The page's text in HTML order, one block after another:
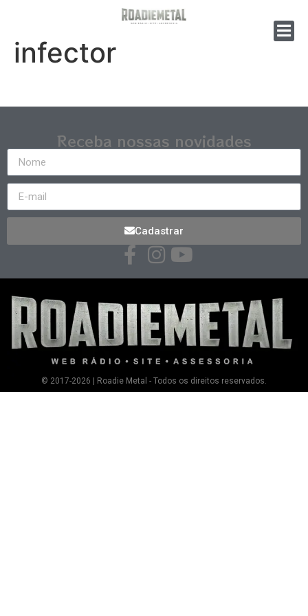
infector
Receba nossas novidades
Cadastrar
© 2017-2026 | Roadie Metal - Todos os direitos reservados.